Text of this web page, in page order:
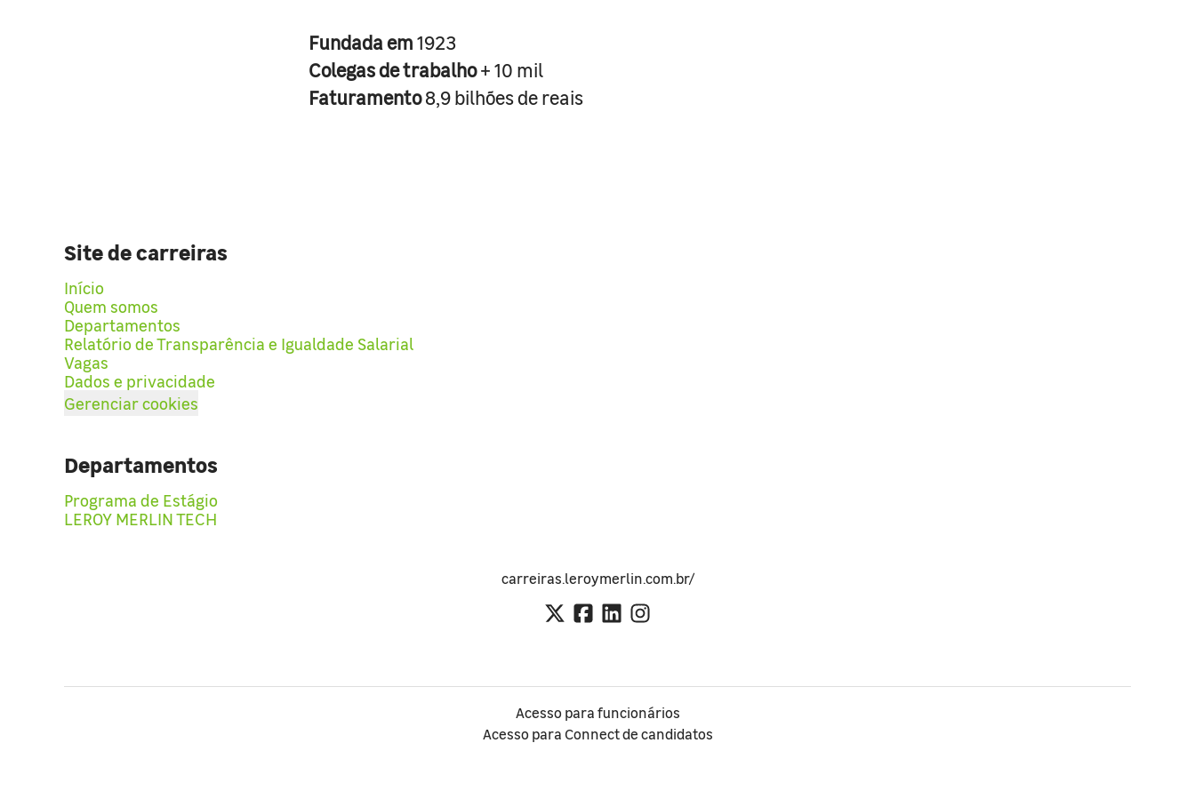
Fundada em1923
Colegas de trabalho+ 10 mil
Faturamento8,9 bilhões de reais
Site de carreiras
Início
Quem somos
Departamentos
Relatório de Transparência e Igualdade Salarial
Vagas
Dados e privacidade
Gerenciar cookies
Departamentos
Programa de Estágio
LEROY MERLIN TECH
carreiras.leroymerlin.com.br/
Acesso para funcionários
Acesso para Connect de candidatos